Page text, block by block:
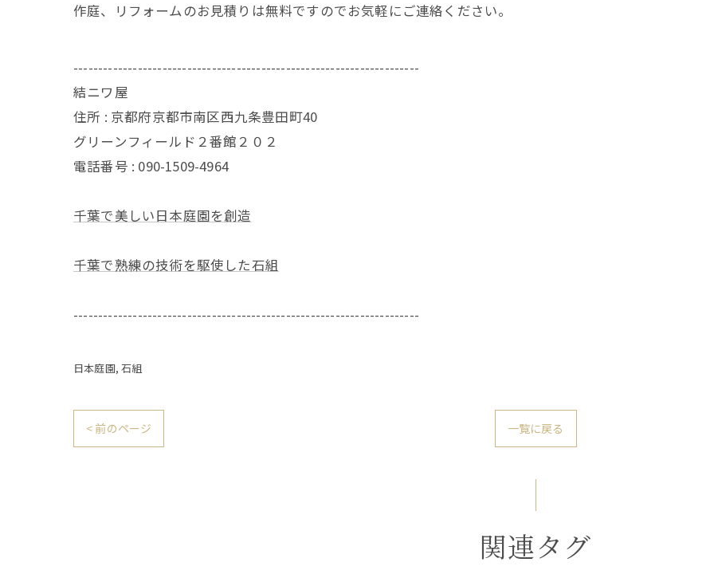
作庭、リフォームのお見積りは無料ですのでお気軽にご連絡ください。
----------------------------------------------------------------------
結ニワ屋
住所 : 京都府京都市南区西九条豊田町40
グリーンフィールド２番館２０２
電話番号 : 090-1509-4964
千葉で美しい日本庭園を創造
千葉で熟練の技術を駆使した石組
----------------------------------------------------------------------
日本庭園 石組
< 前のページ 一覧に戻る
関連タグ